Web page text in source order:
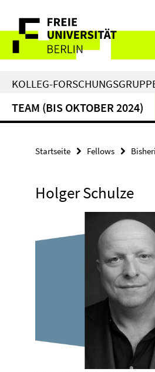
direkt
Inhalt
Service-
Navigation
KOLLEG-
TEAM (BIS OKTOBER 2024)
Startseite Fellows
Holger Schulze